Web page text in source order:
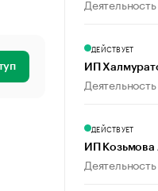
ДЕЙСТВУЕТ
ИП
ДЕЙСТВУЕТ
ИП Козьмова